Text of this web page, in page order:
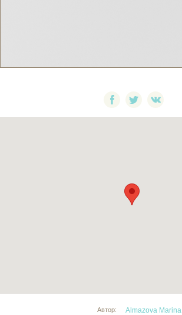
Автор:
Almazova Marina